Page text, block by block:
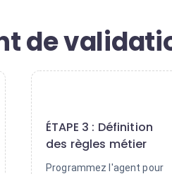
de
ÉTAPE 3 : Définition
des règles métier
Programmez l'agent pour